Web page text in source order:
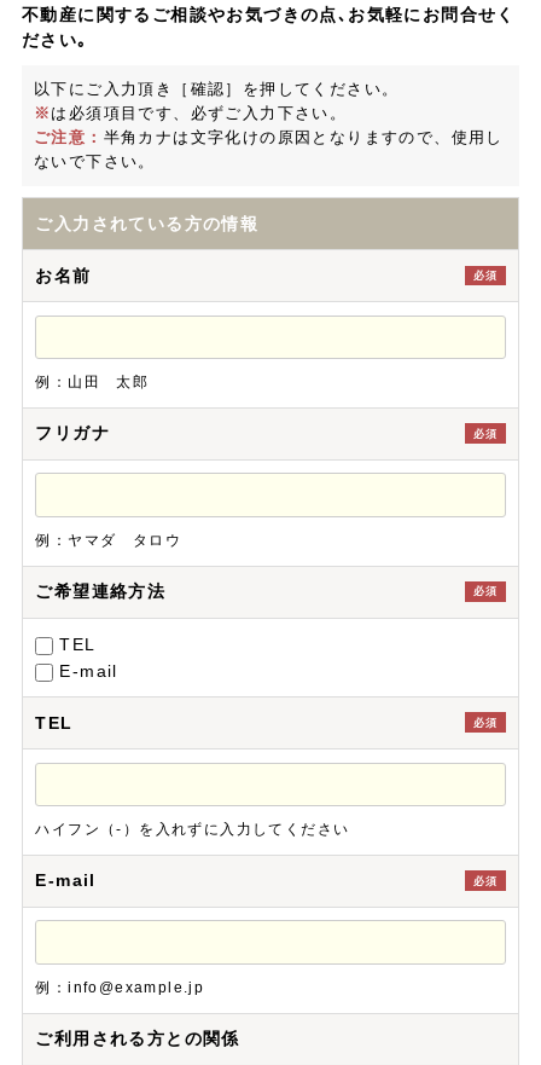
不動産に関するご相談やお気づきの点､お気軽にお問合せく
ださい｡
以下にご入力頂き［確認］を押してください。
※ は必須項目です、必ずご入力下さい。
ご注意： 半角カナは文字化けの原因となりますので、使用し
ないで下さい。
ご入力されている方の情報
お名前 必須
例：山田 太郎
フリガナ 必須
例：ヤマダ タロウ
ご希望連絡方法 必須
TEL
E-mail
TEL 必須
ハイフン（-）を入れずに入力してください
E-mail 必須
例：info@example.jp
ご利用される方との関係